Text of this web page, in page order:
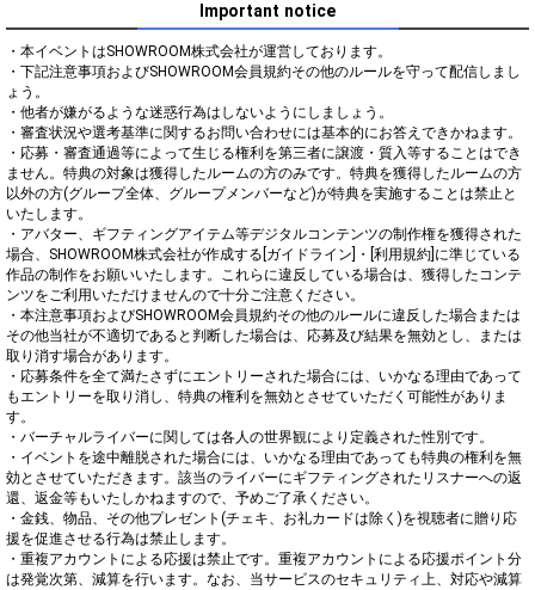
Important notice
・本イベントはSHOWROOM株式会社が運営しております。
・下記注意事項およびSHOWROOM会員規約その他のルールを守って配信しまし
ょう。
・他者が嫌がるような迷惑行為はしないようにしましょう。
・審査状況や選考基準に関するお問い合わせには基本的にお答えできかねます。
・応募・審査通過等によって生じる権利を第三者に譲渡・質入等することはでき
ません。特典の対象は獲得したルームの方のみです。特典を獲得したルームの方
以外の方(グループ全体、グループメンバーなど)が特典を実施することは禁止と
いたします。
・アバター、ギフティングアイテム等デジタルコンテンツの制作権を獲得された
場合、SHOWROOM株式会社が作成する[ガイドライン]・[利用規約]に準じている
作品の制作をお願いいたします。これらに違反している場合は、獲得したコンテ
ンツをご利用いただけませんので十分ご注意ください。
・本注意事項およびSHOWROOM会員規約その他のルールに違反した場合または
その他当社が不適切であると判断した場合は、応募及び結果を無効とし、または
取り消す場合があります。
・応募条件を全て満たさずにエントリーされた場合には、いかなる理由であって
もエントリーを取り消し、特典の権利を無効とさせていただく可能性がありま
す。
・バーチャルライバーに関しては各人の世界観により定義された性別です。
・イベントを途中離脱された場合には、いかなる理由であっても特典の権利を無
効とさせていただきます。該当のライバーにギフティングされたリスナーへの返
還、返金等もいたしかねますので、予めご了承ください。
・金銭、物品、その他プレゼント(チェキ、お礼カードは除く)を視聴者に贈り応
援を促進させる行為は禁止します。
・重複アカウントによる応援は禁止です。重複アカウントによる応援ポイント分
は発覚次第、減算を行います。なお、当サービスのセキュリティ上、対応や減算